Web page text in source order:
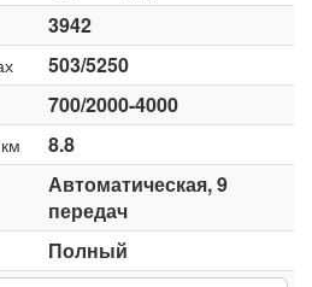
3942
503/5250
700/2000-4000
8.8
Автоматическая, 9
передач
Полный